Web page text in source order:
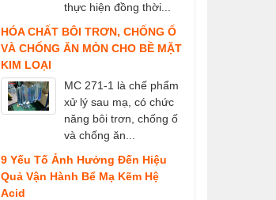
thực hiện đồng thời...
HÓA CHẤT BÔI TRƠN, CHỐNG Ố
VÀ CHỐNG ĂN MÒN CHO BỀ MẶT
KIM LOẠI
MC 271-1 là chế phẩm
xử lý sau mạ, có chức
năng bôi trơn, chống ố
và chống ăn...
9 Yếu Tố Ảnh Hưởng Đến Hiệu
Quả Vận Hành Bể Mạ Kẽm Hệ
Acid